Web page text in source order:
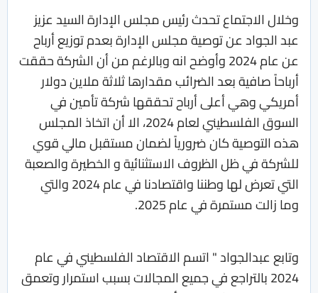
وخلال الاجتماع تحدث رئيس مجلس الإدارة السيد عزيز
عبد الجواد عن توصية مجلس الإدارة بعدم توزيع أرباح
عن عام 2024 وأوضح انه وبالرغم من أن الشركة حققت
أرباحاً صافية بعد الضرائب مقدارها ثلاثة ملاين دولار
أمريكي وهي أعلى أرباح تحققها شركة تأمين في
السوق الفلسطيني لعام 2024، الا أن اتخاذ المجلس
هذه التوصية كان ضرورياً لضمان مستقبل مالي قوي
للشركة في ظل الظروف الاستثنائية و الخطيرة والصعبة
التي تعرض لها وطننا واقتصادنا في عام 2024 والتي
وما زالت مستمرة في عام 2025.
وتابع عبدالجواد " اتسم الاقتصاد الفلسطيني في عام
2024 بالتراجع في جميع المجالات بسبب استمرار وتعمق